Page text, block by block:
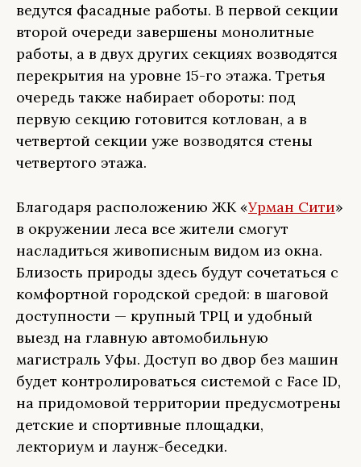
ведутся фасадные работы. В первой секции
второй очереди завершены монолитные
работы, а в двух других секциях возводятся
перекрытия на уровне 15-го этажа. Третья
очередь также набирает обороты: под
первую секцию готовится котлован, а в
четвертой секции уже возводятся стены
четвертого этажа.
Благодаря расположению ЖК «Урман Сити»
в окружении леса все жители смогут
насладиться живописным видом из окна.
Близость природы здесь будут сочетаться с
комфортной городской средой: в шаговой
доступности — крупный ТРЦ и удобный
выезд на главную автомобильную
магистраль Уфы. Доступ во двор без машин
будет контролироваться системой с Face ID,
на придомовой территории предусмотрены
детские и спортивные площадки,
лекториум и лаунж-беседки.